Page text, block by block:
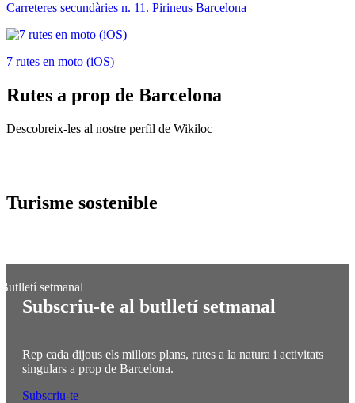
Carreteres secundàries n. 11. Pirineus Barcelona
7 rutes en moto (iOS)
Rutes a prop de Barcelona
Descobreix-les al nostre perfil de Wikiloc
Turisme sostenible
Subscriu-te al butlletí setmanal
Rep cada dijous els millors plans, rutes a la natura i activitats
singulars a prop de Barcelona.
Subscriu-te